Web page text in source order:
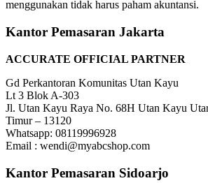
menggunakan tidak harus paham akuntansi.
Kantor Pemasaran Jakarta
ACCURATE OFFICIAL PARTNER
Gd Perkantoran Komunitas Utan Kayu
Lt 3 Blok A-303
Jl. Utan Kayu Raya No. 68H Utan Kayu
Timur – 13120
Whatsapp: 08119996928
Email : wendi@myabcshop.com
Kantor Pemasaran Sidoarjo